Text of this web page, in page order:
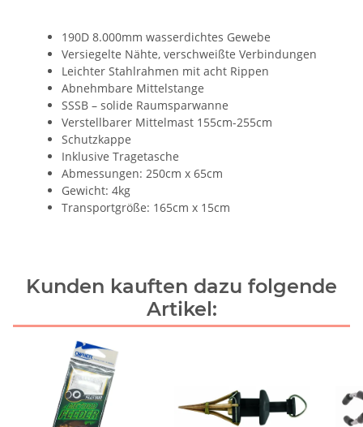
190D 8.000mm wasserdichtes Gewebe
Versiegelte Nähte, verschweißte Verbindungen
Leichter Stahlrahmen mit acht Rippen
Abnehmbare Mittelstange
SSSB – solide Raumsparwanne
Verstellbarer Mittelmast 155cm-255cm
Schutzkappe
Inklusive Tragetasche
Abmessungen: 250cm x 65cm
Gewicht: 4kg
Transportgröße: 165cm x 15cm
Kunden kauften dazu folgende
Artikel: